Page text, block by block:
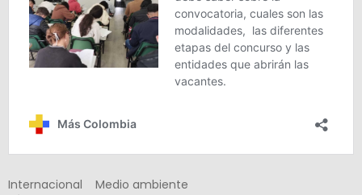
Internacional
Medio ambiente